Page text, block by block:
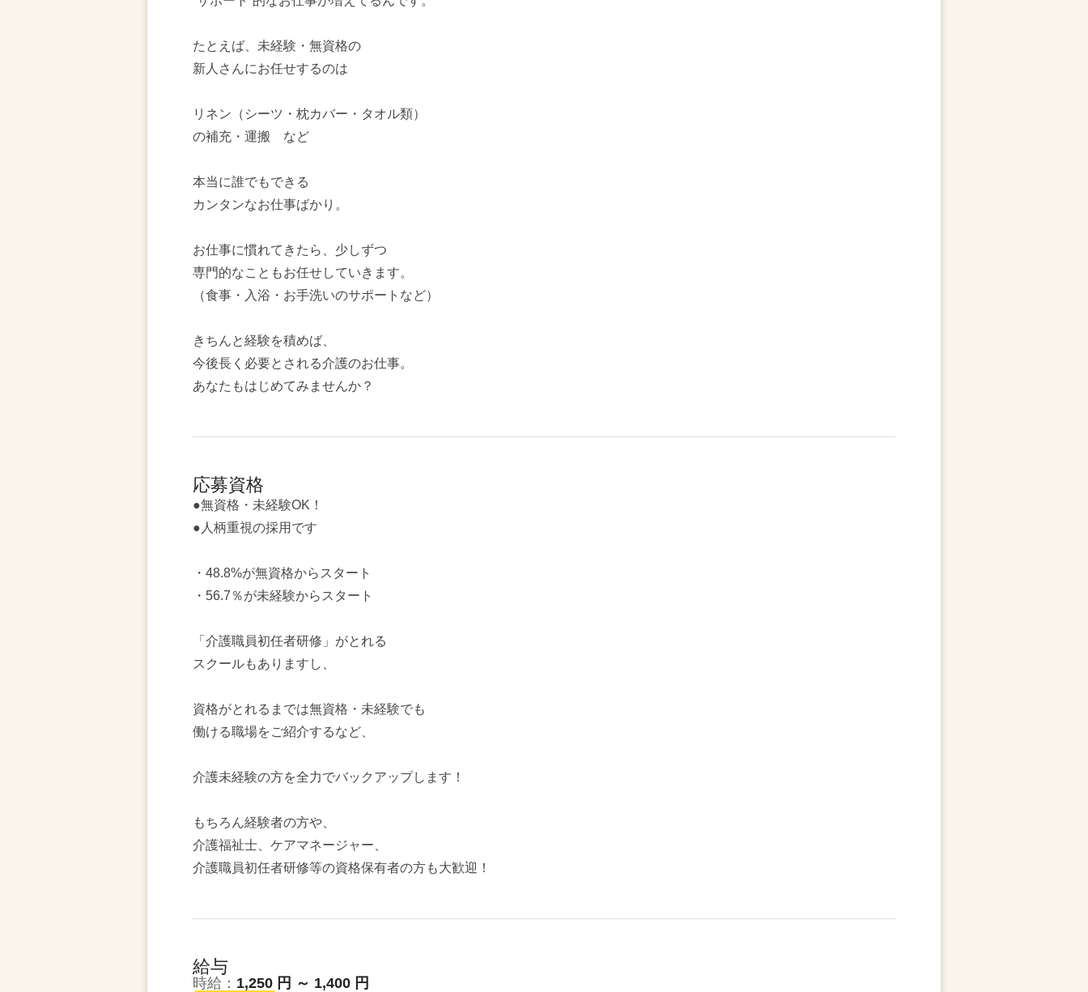
たとえば、未経験・無資格の
新人さんにお任せするのは
リネン（シーツ・枕カバー・タオル類）
の補充・運搬 など
本当に誰でもできる
カンタンなお仕事ばかり。
お仕事に慣れてきたら、少しずつ
専門的なこともお任せしていきます。
（食事・入浴・お手洗いのサポートなど）
きちんと経験を積めば、
今後長く必要とされる介護のお仕事。
あなたもはじめてみませんか？
応募資格
●無資格・未経験OK！
●人柄重視の採用です
・48.8%が無資格からスタート
・56.7％が未経験からスタート
「介護職員初任者研修」がとれる
スクールもありますし、
資格がとれるまでは無資格・未経験でも
働ける職場をご紹介するなど、
介護未経験の方を全力でバックアップします！
もちろん経験者の方や、
介護福祉士、ケアマネージャー、
介護職員初任者研修等の資格保有者の方も大歓迎！
給与
時給： 1,250 円 ～ 1,400 円